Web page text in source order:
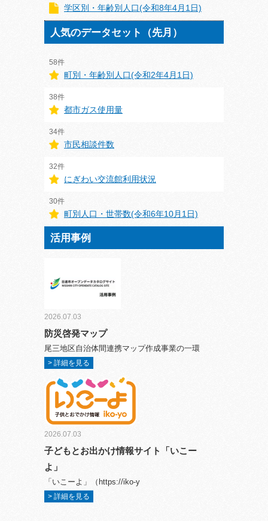
学区別・年齢別人口(令和8年4月1日)
人気のデータセット（先月）
58件
町別・年齢別人口(令和2年4月1日)
38件
都市ガス使用量
34件
市民相談件数
32件
にぎわい交流館利用状況
30件
町別人口・世帯数(令和6年10月1日)
活用事例
2026.07.03
防災啓発マップ
尾三地区自治体間連携マップ作成事業の一環
> 詳細を見る
2026.07.03
子どもとお出かけ情報サイト「いこー
よ」
「いこーよ」（https://iko-y
> 詳細を見る